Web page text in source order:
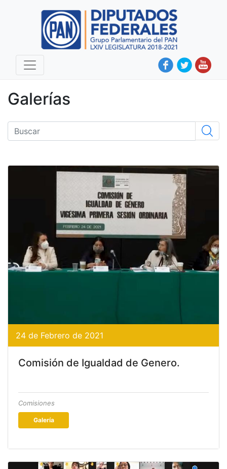
Galerías
24 de Febrero de 2021
Comisión de Igualdad de Genero.
Comisiones
Galería